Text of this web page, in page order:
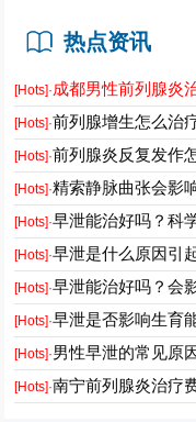
热点资讯
[Hots]·成都男性前列腺炎治疗哪家
[Hots]·前列腺增生怎么治疗才有效？
[Hots]·前列腺炎反复发作怎么治疗？
[Hots]·精索静脉曲张会影响生
[Hots]·早泄能治好吗？科
[Hots]·早泄是什么原因引起
[Hots]·早泄能治好吗？会
[Hots]·早泄是否影响生育
[Hots]·男性早泄的常见原
[Hots]·南宁前列腺炎治疗